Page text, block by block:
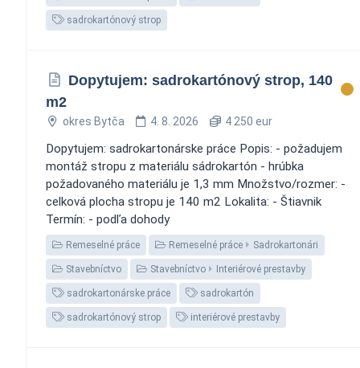
sadrokartónový strop
Dopytujem: sadrokartónový strop, 140
m2
okres Bytča 4. 8. 2026 4 250 eur
Dopytujem: sadrokartonárske práce Popis: - požadujem
montáž stropu z materiálu sádrokartón - hrúbka
požadovaného materiálu je 1,3 mm Množstvo/rozmer: -
celková plocha stropu je 140 m2 Lokalita: - Štiavnik
Termín: - podľa dohody
Remeselné práce Remeselné práce Sadrokartonári
Stavebníctvo Stavebníctvo Interiérové prestavby
sadrokartonárske práce sadrokartón
sadrokartónový strop interiérové prestavby